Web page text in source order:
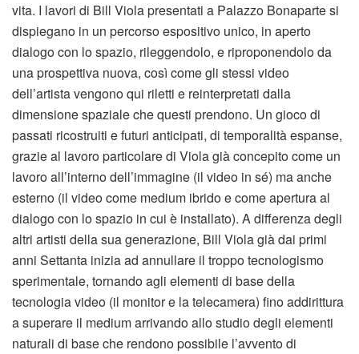
vita. I lavori di Bill Viola presentati a Palazzo Bonaparte si
dispiegano in un percorso espositivo unico, in aperto
dialogo con lo spazio, rileggendolo, e riproponendolo da
una prospettiva nuova, così come gli stessi video
dell’artista vengono qui riletti e reinterpretati dalla
dimensione spaziale che questi prendono. Un gioco di
passati ricostruiti e futuri anticipati, di temporalità espanse,
grazie al lavoro particolare di Viola già concepito come un
lavoro all’interno dell’immagine (il video in sé) ma anche
esterno (il video come medium ibrido e come apertura al
dialogo con lo spazio in cui è installato). A differenza degli
altri artisti della sua generazione, Bill Viola già dai primi
anni Settanta inizia ad annullare il troppo tecnologismo
sperimentale, tornando agli elementi di base della
tecnologia video (il monitor e la telecamera) fino addirittura
a superare il medium arrivando allo studio degli elementi
naturali di base che rendono possibile l’avvento di